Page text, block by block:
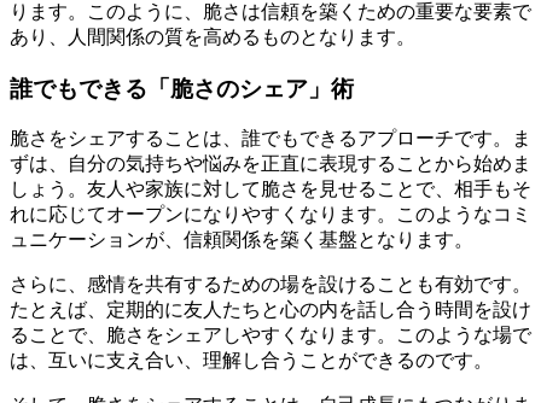
ります。このように、脆さは信頼を築くための重要な要素で
あり、人間関係の質を高めるものとなります。
誰でもできる「脆さのシェア」術
脆さをシェアすることは、誰でもできるアプローチです。ま
ずは、自分の気持ちや悩みを正直に表現することから始めま
しょう。友人や家族に対して脆さを見せることで、相手もそ
れに応じてオープンになりやすくなります。このようなコミ
ュニケーションが、信頼関係を築く基盤となります。
さらに、感情を共有するための場を設けることも有効です。
たとえば、定期的に友人たちと心の内を話し合う時間を設け
ることで、脆さをシェアしやすくなります。このような場で
は、互いに支え合い、理解し合うことができるのです。